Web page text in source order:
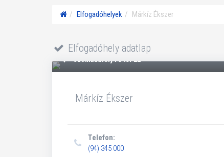
Kezdőoldal
Elfogadóhelyek Márkíz Ékszer
Elfogadóhely adatlap
Márkíz Ékszer
Telefon:
(94) 345 000